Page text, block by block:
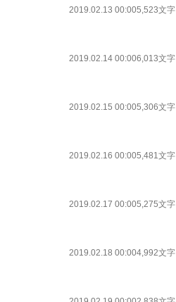
2019.02.13 00:005,523文字
2019.02.14 00:006,013文字
2019.02.15 00:005,306文字
2019.02.16 00:005,481文字
2019.02.17 00:005,275文字
2019.02.18 00:004,992文字